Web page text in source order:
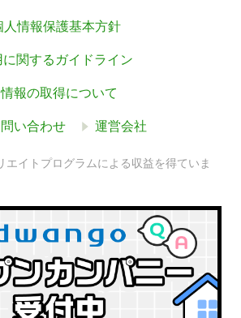
人情報保護基本方針
関するガイドライン
報の取得について
い合わせ 運営会社
エイトプログラムによる収益を得ていま